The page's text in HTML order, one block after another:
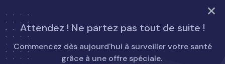
ESSAYEZ MAINTENANT
Attendez ! Ne partez pas tout de suite !
Commencez dès aujourd'hui à surveiller votre santé
grâce à une offre spéciale.
Accueil Comment faire